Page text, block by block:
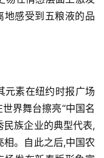
感受到五粮液的品
元素在纽约时报广场
界舞台擦亮“中国名
民族企业的典型代表,
相。自此之后,中国农